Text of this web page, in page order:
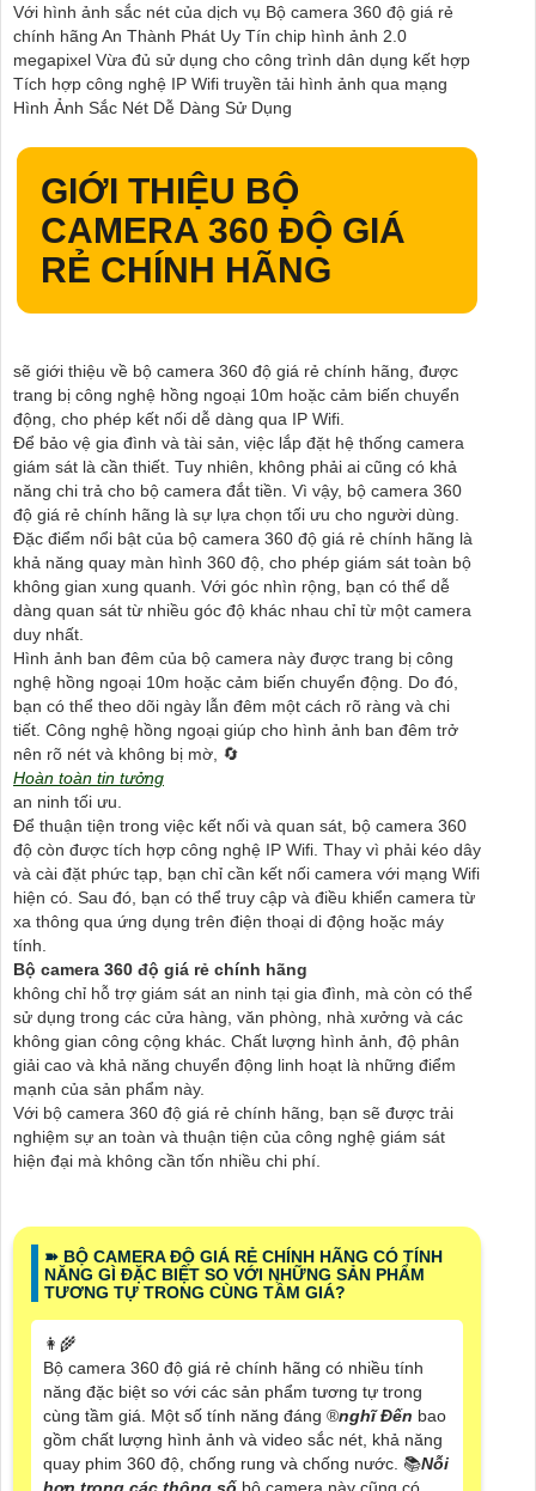
Với hình ảnh sắc nét của dịch vụ Bộ camera 360 độ giá rẻ
chính hãng An Thành Phát Uy Tín chip hình ảnh 2.0
megapixel Vừa đủ sử dụng cho công trình dân dụng kết hợp
Tích hợp công nghệ IP Wifi truyền tải hình ảnh qua mạng
Hình Ảnh Sắc Nét Dễ Dàng Sử Dụng
GIỚI THIỆU BỘ
CAMERA 360 ĐỘ GIÁ
RẺ CHÍNH HÃNG
sẽ giới thiệu về bộ camera 360 độ giá rẻ chính hãng, được
trang bị công nghệ hồng ngoại 10m hoặc cảm biến chuyển
động, cho phép kết nối dễ dàng qua IP Wifi.
Để bảo vệ gia đình và tài sản, việc lắp đặt hệ thống camera
giám sát là cần thiết. Tuy nhiên, không phải ai cũng có khả
năng chi trả cho bộ camera đắt tiền. Vì vậy, bộ camera 360
độ giá rẻ chính hãng là sự lựa chọn tối ưu cho người dùng.
Đặc điểm nổi bật của bộ camera 360 độ giá rẻ chính hãng là
khả năng quay màn hình 360 độ, cho phép giám sát toàn bộ
không gian xung quanh. Với góc nhìn rộng, bạn có thể dễ
dàng quan sát từ nhiều góc độ khác nhau chỉ từ một camera
duy nhất.
Hình ảnh ban đêm của bộ camera này được trang bị công
nghệ hồng ngoại 10m hoặc cảm biến chuyển động. Do đó,
bạn có thể theo dõi ngày lẫn đêm một cách rõ ràng và chi
tiết. Công nghệ hồng ngoại giúp cho hình ảnh ban đêm trở
nên rõ nét và không bị mờ, 🔄
Hoàn toàn tin tưởng
an ninh tối ưu.
Để thuận tiện trong việc kết nối và quan sát, bộ camera 360
độ còn được tích hợp công nghệ IP Wifi. Thay vì phải kéo dây
và cài đặt phức tạp, bạn chỉ cần kết nối camera với mạng Wifi
hiện có. Sau đó, bạn có thể truy cập và điều khiển camera từ
xa thông qua ứng dụng trên điện thoại di động hoặc máy
tính.
Bộ camera 360 độ giá rẻ chính hãng
không chỉ hỗ trợ giám sát an ninh tại gia đình, mà còn có thể
sử dụng trong các cửa hàng, văn phòng, nhà xưởng và các
không gian công cộng khác. Chất lượng hình ảnh, độ phân
giải cao và khả năng chuyển động linh hoạt là những điểm
mạnh của sản phẩm này.
Với bộ camera 360 độ giá rẻ chính hãng, bạn sẽ được trải
nghiệm sự an toàn và thuận tiện của công nghệ giám sát
hiện đại mà không cần tốn nhiều chi phí.
➽ BỘ CAMERA ĐỘ GIÁ RẺ CHÍNH HÃNG CÓ TÍNH
NĂNG GÌ ĐẶC BIỆT SO VỚI NHỮNG SẢN PHẨM
TƯƠNG TỰ TRONG CÙNG TẦM GIÁ?
👩‍🌾
Bộ camera 360 độ giá rẻ chính hãng có nhiều tính
năng đặc biệt so với các sản phẩm tương tự trong
cùng tầm giá. Một số tính năng đáng ®️nghĩ Đến bao
gồm chất lượng hình ảnh và video sắc nét, khả năng
quay phim 360 độ, chống rung và chống nước. 📚Nỗi